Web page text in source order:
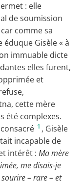
: elle
de soumission
comme sa
Gisèle « à
immuable dicte
elles furent,
et
cette mère
été complexes.
1 , Gisèle
incapable de
intérêt :Ma mère
me disais-je
– rare – et